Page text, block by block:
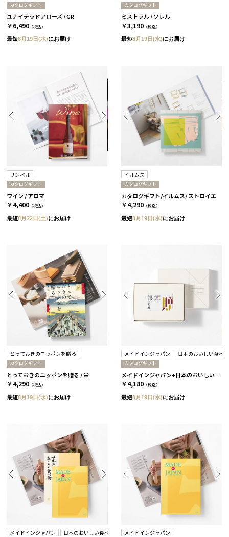
カタログギフト
ユナイテッドアローズ / GR
￥6,490 （税込）
最短8月19日(水)にお届け
カタログギフト
ミストラル / ソレル
￥3,190 （税込）
最短8月19日(水)にお届け
リンベル
カタログギフト
ワイン / アロマ
￥4,400 （税込）
最短8月22日(土)にお届け
イルムス
カタログギフト
カタログギフト/イルムス/ ストロイエ
￥4,290 （税込）
最短8月19日(水)にお届け
とっておきのニッポンを贈る
カタログギフト
とっておきのニッポンを贈る / 栄
￥4,290 （税込）
最短8月19日(水)にお届け
メイドインジャパン 日本のおいしい食べ物
カタログギフト
メイドインジャパン+日本のおいしい食べ物 / C MJ06＋橙
￥4,180 （税込）
最短8月19日(水)にお届け
メイドインジャパン 日本のおいしい食べ物 メイドインジャパン